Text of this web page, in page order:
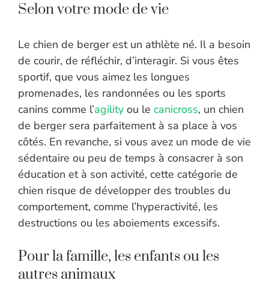
Selon votre mode de vie
Le chien de berger est un athlète né. Il a besoin
de courir, de réfléchir, d’interagir. Si vous êtes
sportif, que vous aimez les longues
promenades, les randonnées ou les sports
canins comme l’agility ou le canicross, un chien
de berger sera parfaitement à sa place à vos
côtés. En revanche, si vous avez un mode de vie
sédentaire ou peu de temps à consacrer à son
éducation et à son activité, cette catégorie de
chien risque de développer des troubles du
comportement, comme l’hyperactivité, les
destructions ou les aboiements excessifs.
Pour la famille, les enfants ou les
autres animaux